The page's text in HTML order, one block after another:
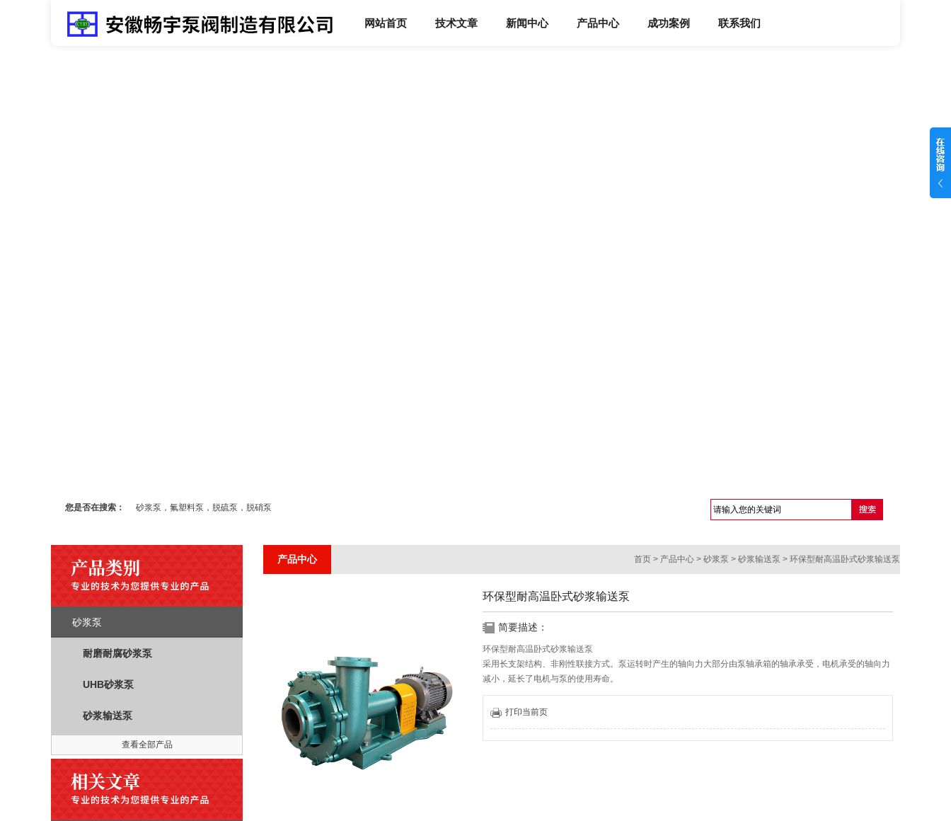
网站首页 技术文章 新闻中心 产品中心 成功案例 联系我们
您是否在搜索： 砂浆泵，氟塑料泵，脱硫泵，脱硝泵
砂浆泵
耐磨耐腐砂浆泵
UHB砂浆泵
砂浆输送泵
查看全部产品
产品中心 首页 > 产品中心 > 砂浆泵 > 砂浆输送泵 > 环保型耐高温卧式砂浆输送泵
环保型耐高温卧式砂浆输送泵
简要描述：
环保型耐高温卧式砂浆输送泵
采用长支架结构、非刚性联接方式。泵运转时产生的轴向力大部分由泵轴承箱的轴承承受，电机承受的轴向力
减小，延长了电机与泵的使用寿命。
采用轴向进口，径向出口方式，叶轮采用半开式、流道宽，在输送含有颗粒的浆料时不易堵塞，抗结晶、耐颗
粒。 打印当前页